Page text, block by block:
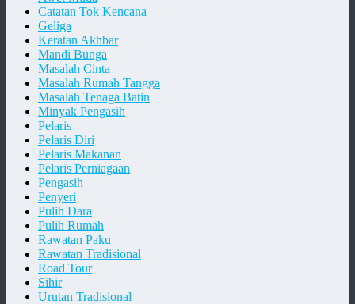
Catatan Tok Kencana
Geliga
Keratan Akhbar
Mandi Bunga
Masalah Cinta
Masalah Rumah Tangga
Masalah Tenaga Batin
Minyak Pengasih
Pelaris
Pelaris Diri
Pelaris Makanan
Pelaris Perniagaan
Pengasih
Penyeri
Pulih Dara
Pulih Rumah
Rawatan Paku
Rawatan Tradisional
Road Tour
Sihir
Urutan Tradisional